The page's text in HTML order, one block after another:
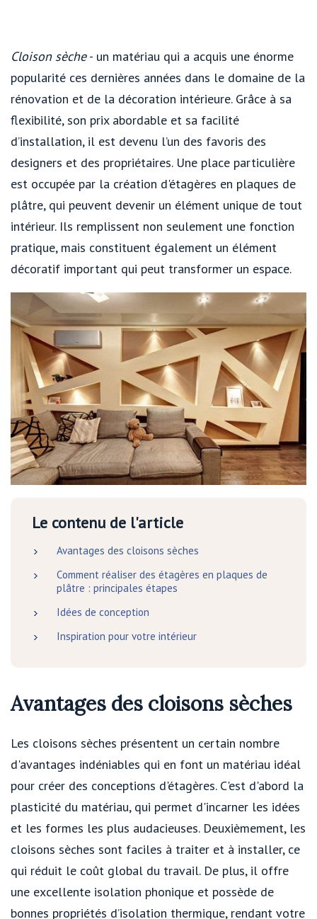
Cloison sèche- un matériau qui a acquis une énorme
popularité ces dernières années dans le domaine de la
rénovation et de la décoration intérieure. Grâce à sa
flexibilité, son prix abordable et sa facilité
d’installation, il est devenu l’un des favoris des
designers et des propriétaires. Une place particulière
est occupée par la création d'étagères en plaques de
plâtre, qui peuvent devenir un élément unique de tout
intérieur. Ils remplissent non seulement une fonction
pratique, mais constituent également un élément
décoratif important qui peut transformer un espace.
Le contenu de l'article
Avantages des cloisons sèches
Comment réaliser des étagères en plaques de
plâtre : principales étapes
Idées de conception
Inspiration pour votre intérieur
Avantages des cloisons sèches
Les cloisons sèches présentent un certain nombre
d'avantages indéniables qui en font un matériau idéal
pour créer des conceptions d'étagères. C'est d'abord la
plasticité du matériau, qui permet d'incarner les idées
et les formes les plus audacieuses. Deuxièmement, les
cloisons sèches sont faciles à traiter et à installer, ce
qui réduit le coût global du travail. De plus, il offre
une excellente isolation phonique et possède de
bonnes propriétés d’isolation thermique, rendant votre